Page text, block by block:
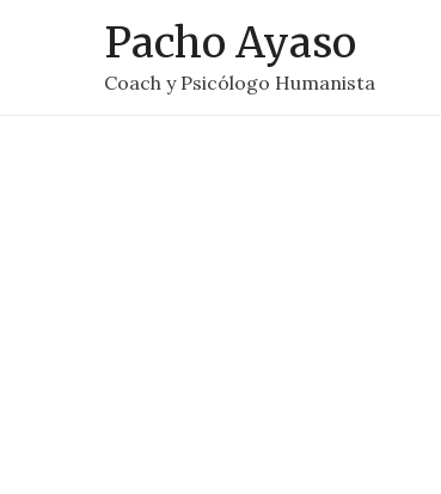
Pacho Ayaso
Coach y Psicólogo Humanista